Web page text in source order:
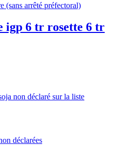
(sans arrêté préfectoral)
igp 6 tr rosette 6 tr
non déclaré sur la liste
déclarées